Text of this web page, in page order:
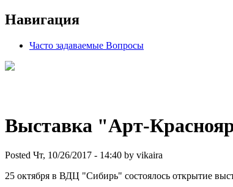
Навигация
Часто задаваемые Вопросы
Выставка "Арт-
Posted Чт, 10/26/2017 - 14:40 by vikaira
25 октября в ВДЦ "Сибирь" состоялось открытие